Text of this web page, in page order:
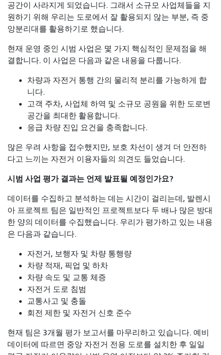
공간이 사라지게 되었습니다. 그래서 소규모 사업체들을 지
원하기 위해 우리는 도로에서 잘 활용되지 않는 부분, 즉 중
앙분리대를 활용하기로 했습니다.
현재 운영 중인 시범 사업은 몇 가지 핵심적인 문제점을 해
결합니다. 이 사업은 다음과 같은 내용을 다룹니다.
차량과 자전거 통행 간의 물리적 분리를 가능하게 합
니다.
고객 주차, 사업체 하역 및 소규모 공원을 위한 도로변
공간을 최대한 활용합니다.
응급 차량 진입 요건을 충족합니다.
많은 우려 사항을 접수했지만, 보호 차선이 생겨 더 안전하
다고 느끼는 자전거 이용자들의 의견도 들었습니다.
시범 사업 평가 결과는 언제 발표될 예정인가요?
데이터를 수집하고 분석하는 데는 시간이 걸리는데, 발렌시
아 프로젝트 팀은 일반적인 프로젝트보다 두 배나 많은 방대
한 양의 데이터를 수집했습니다. 우리가 평가하고 있는 내용
은 다음과 같습니다.
자전거, 보행자 및 차량 통행량
차량 적재, 픽업 및 하차
차량 속도 및 교통 체증
자전거 도로 침범
교통사고 및 충돌
회전 제한 및 자전거 신호 준수
현재 팀은 3개월 평가 보고서를 마무리하고 있습니다. 예비
데이터에 따르면 중앙 자전거 전용 도로를 설치한 후 일일